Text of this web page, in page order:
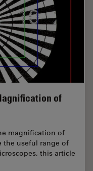
of
magnification of
the useful range of
this article